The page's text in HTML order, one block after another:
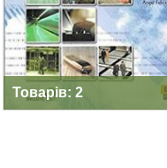
Товарів: 2